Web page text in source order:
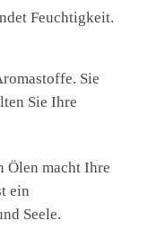
Feuchtigkeit.
Sie
Sie Ihre
Ölen macht Ihre
ein
Seele.